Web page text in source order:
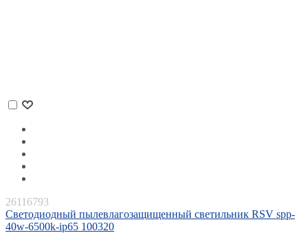
26116793
Светодиодный пылевлагозащищенный светильник RSV spp-
40w-6500k-ip65 100320